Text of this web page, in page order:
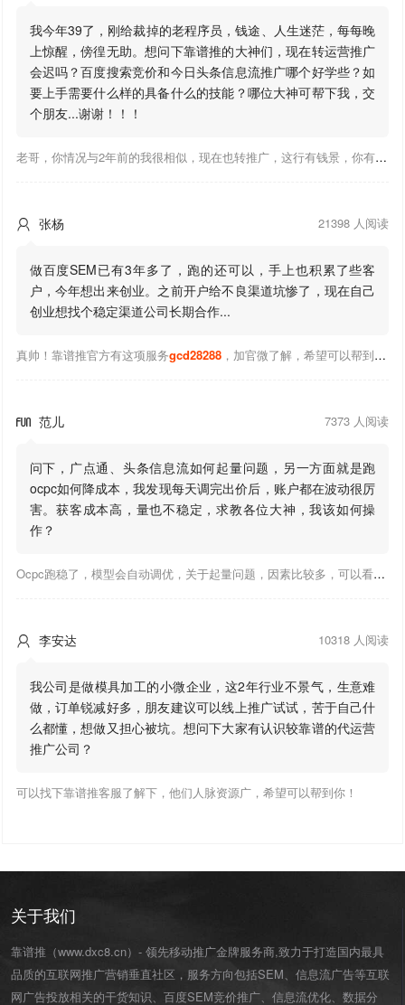
我今年39了，刚给裁掉的老程序员，钱途、人生迷茫，每每晚
上惊醒，傍徨无助。想问下靠谱推的大神们，现在转运营推广
会迟吗？百度搜索竞价和今日头条信息流推广哪个好学些？如
要上手需要什么样的具备什么的技能？哪位大神可帮下我，交
个朋友...谢谢！！！
老哥，你情况与2年前的我很相似，现在也转推广，这行有钱景，你有基础上手会比较快，不必担心。至于学竞价还是信息流哪个好，我是信息流广告入手，现在迷上靠谱推关注大神们的营销推广干货。有空你也可多泡下这站，真能学到不少东西；希望可以帮到你！
 张杨 21398 人阅读
做百度SEM已有3年多了，跑的还可以，手上也积累了些客
户，今年想出来创业。之前开户给不良渠道坑惨了，现在自己
创业想找个稳定渠道公司长期合作...
真帅！靠谱推官方有这项服务gcd28288，加官微了解，希望可以帮到你！
 范儿 7373 人阅读
问下，广点通、头条信息流如何起量问题，另一方面就是跑
ocpc如何降成本，我发现每天调完出价后，账户都在波动很厉
害。获客成本高，量也不稳定，求教各位大神，我该如何操
作？
Ocpc跑稳了，模型会自动调优，关于起量问题，因素比较多，可以看下靠谱推大神出的干货文章，都是经验总结，应该可以找到对应解决。
 李安达 10318 人阅读
我公司是做模具加工的小微企业，这2年行业不景气，生意难
做，订单锐减好多，朋友建议可以线上推广试试，苦于自己什
么都懂，想做又担心被坑。想问下大家有认识较靠谱的代运营
推广公司？
可以找下靠谱推客服了解下，他们人脉资源广，希望可以帮到你！
关于我们
靠谱推（www.dxc8.cn）- 领先移动推广金牌服务商,致力于打造国内最具
品质的互联网推广营销垂直社区，服务方向包括SEM、信息流广告等互联
网广告投放相关的干货知识、百度SEM竞价推广、信息流优化、数据分